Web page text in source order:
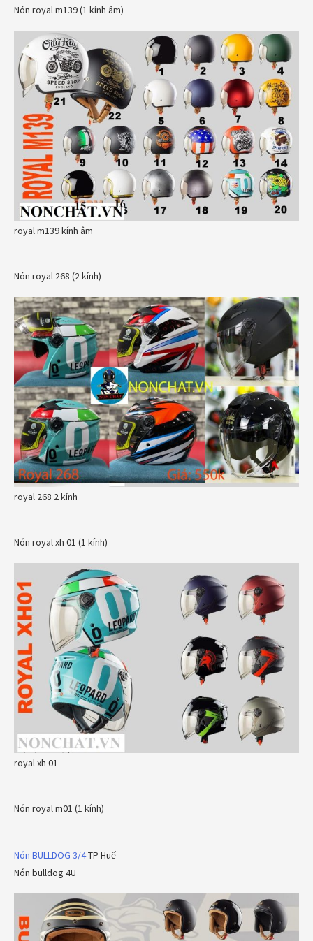
Nón royal m139 (1 kính âm)
royal m139 kính âm
Nón royal 268 (2 kính)
royal 268 2 kính
Nón royal xh 01 (1 kính)
royal xh 01
Nón royal m01 (1 kính)
Nón BULLDOG 3/4TP Huế
Nón bulldog 4U